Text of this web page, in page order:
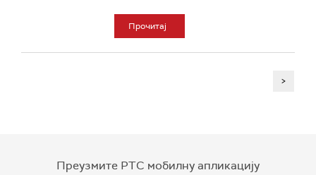
Прочитај
>
Преузмите РТС мобилну апликацију